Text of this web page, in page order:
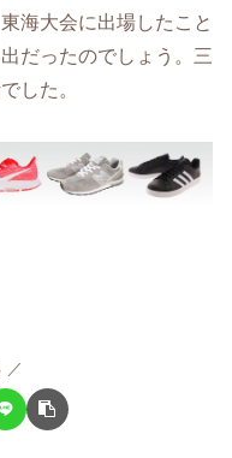
海大会に出場したこと
だったのでしょう。三
した。